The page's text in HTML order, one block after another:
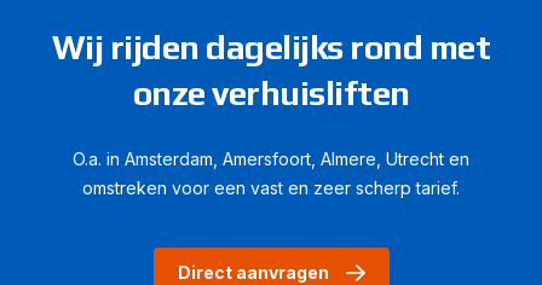
Wij rijden dagelijks rond met
onze verhuisliften
O.a. in Amsterdam, Amersfoort, Almere, Utrecht en
omstreken voor een vast en zeer scherp tarief.
Direct aanvragen